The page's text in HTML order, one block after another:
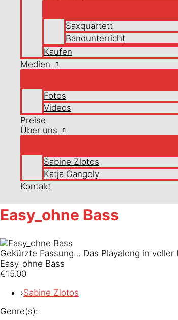
Saxquartett
Bandunterricht
Kaufen
Medien
Fotos
Videos
Preise
Über uns
Sabine Zlotos
Katja Gangoly
Kontakt
Easy_ohne Bass
Gekürzte Fassung… Das Playalong in
Easy_ohne Bass
€15.00
›Sabine Zlotos
Genre(s):